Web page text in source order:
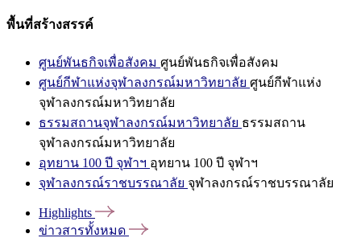
พื้นที่สร้างสรรค์
ศูนย์พันธกิจเพื่อสังคม ศูนย์พันธกิจเพื่อสังคม
ศูนย์กีฬาแห่งจุฬาลงกรณ์มหาวิทยาลัย ศูนย์กีฬาแห่ง
จุฬาลงกรณ์มหาวิทยาลัย
ธรรมสถานจุฬาลงกรณ์มหาวิทยาลัย ธรรมสถาน
จุฬาลงกรณ์มหาวิทยาลัย
อุทยาน 100 ปี จุฬาฯ อุทยาน 100 ปี จุฬาฯ
จุฬาลงกรณ์ราชบรรณาลัย จุฬาลงกรณ์ราชบรรณาลัย
Highlights
ข่าวสารทั้งหมด